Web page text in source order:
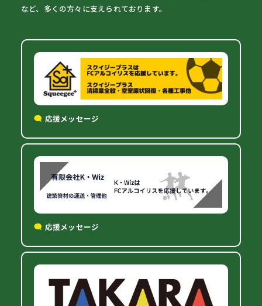
など、多くの方々に支えられております。
応援メッセージ
応援メッセージ